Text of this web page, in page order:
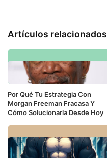
Artículos relacionados
Por Qué Tu Estrategia Con
Morgan Freeman Fracasa Y
Cómo Solucionarla Desde Hoy